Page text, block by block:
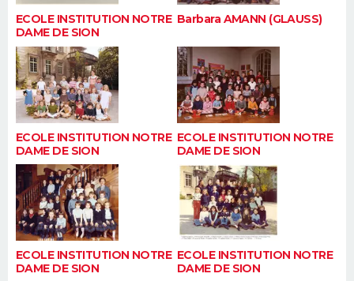
ECOLE INSTITUTION NOTRE
DAME DE SION
Barbara AMANN (GLAUSS)
ECOLE INSTITUTION NOTRE
DAME DE SION
ECOLE INSTITUTION NOTRE
DAME DE SION
ECOLE INSTITUTION NOTRE
DAME DE SION
ECOLE INSTITUTION NOTRE
DAME DE SION